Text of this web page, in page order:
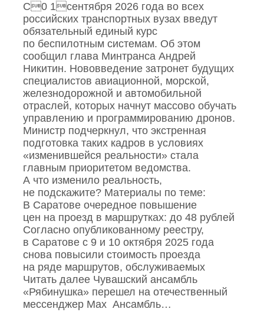
С0 1сентября 2026 года во всех
российских транспортных вузах введут
обязательный единый курс
по беспилотным системам. Об этом
сообщил глава Минтранса Андрей
Никитин. Нововведение затронет будущих
специалистов авиационной, морской,
железнодорожной и автомобильной
отраслей, которых начнут массово обучать
управлению и программированию дронов.
Министр подчеркнул, что экстренная
подготовка таких кадров в условиях
«изменившейся реальности» стала
главным приоритетом ведомства.
А что изменило реальность,
не подскажите? Материалы по теме:
В Саратове очередное повышение
цен на проезд в маршрутках: до 48 рублей
Согласно опубликованному реестру,
в Саратове с 9 и 10 октября 2025 года
снова повысили стоимость проезда
на ряде маршрутов, обслуживаемых
Читать далее Чувашский ансамбль
«Рябинушка» перешел на отечественный
мессенджер Max Ансамбль…